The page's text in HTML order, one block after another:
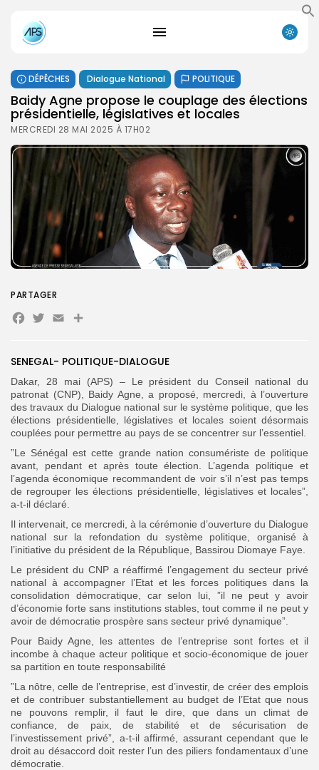
Search
FR
DÉPÊCHES Dialogue National POLITIQUE
Baidy Agne propose le couplage des élections
présidentielle, législatives et locales
MERCREDI 28 MAI 2025 À 17H02
SENEGAL- POLITIQUE-DIALOGUE
Dakar, 28 mai (APS) – Le président du Conseil national du
patronat (CNP), Baidy Agne, a proposé, mercredi, à l’ouverture
des travaux du Dialogue national sur le système politique, que les
élections présidentielle, législatives et locales soient désormais
couplées pour permettre au pays de se concentrer sur l’essentiel.
”Le Sénégal est cette grande nation consumériste de politique
avant, pendant et après toute élection. L’agenda politique et
l’agenda économique recommandent de voir s’il n’est pas temps
de regrouper les élections présidentielle, législatives et locales”,
a-t-il déclaré.
Il intervenait, ce mercredi, à la cérémonie d’ouverture du Dialogue
national sur la refondation du système politique, organisé à
l’initiative du président de la République, Bassirou Diomaye Faye.
Le président du CNP a réaffirmé l’engagement du secteur privé
national à accompagner l’Etat et les forces politiques dans la
consolidation démocratique, car selon lui, ”il ne peut y avoir
d’économie forte sans institutions stables, tout comme il ne peut y
avoir de démocratie prospère sans secteur privé dynamique”.
Pour Baidy Agne, les attentes de l’entreprise sont fortes et il
incombe à chaque acteur politique et socio-économique de jouer
sa partition en toute responsabilité
”La nôtre, celle de l’entreprise, est d’investir, de créer des emplois
et de contribuer substantiellement au budget de l’Etat que nous
ne pouvons remplir, il faut le dire, que dans un climat de
confiance, de paix, de stabilité et de sécurisation de
l’investissement privé”, a-t-il affirmé, assurant cependant que le
droit au désaccord doit rester l’un des piliers fondamentaux d’une
démocratie.
PARTAGER
Facebook
Twitter
EmailPartager